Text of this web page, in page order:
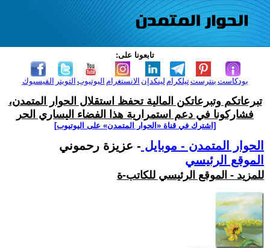
تابعونا على:
الفيسبوك التويتر اليوتيوب الانستغرام لينكدإن تيلكرامبنترست بودكاست
تبرعاتكم وتبرعاتكن المالية تحفظ استقلال الحوار المتمدن،
فشاركونا في دعم استمرارية هذا الفضاء اليساري الحر
[اشترك في قناة ‫«الحوار المتمدن» على اليوتيوب]
الحوار المتمدن - موبايل - عزيزة رحموني
الموقع الرئيسي
للمزيد - الموقع الرئيسي للكاتب-ة